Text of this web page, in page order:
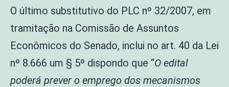
O último substitutivo do PLC nº 32/2007, em
tramitação na Comissão de Assuntos
Econômicos do Senado, inclui no art. 40 da Lei
nº 8.666 um § 5º dispondo que “O edital
poderá prever o emprego dos mecanismos